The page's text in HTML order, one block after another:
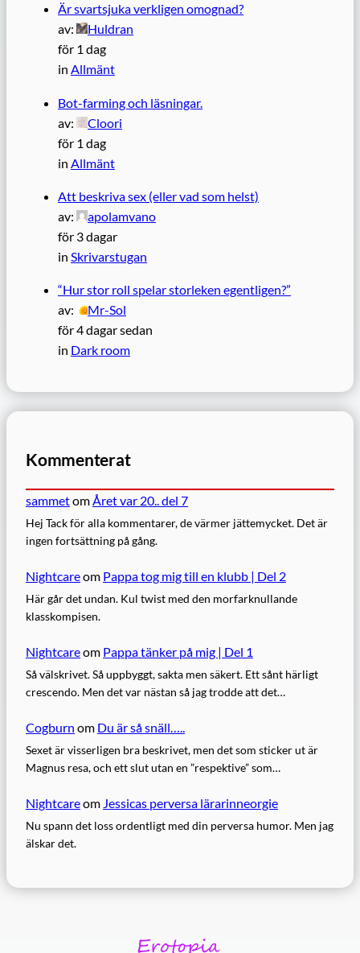
Är svartsjuka verkligen omognad?
av:
Huldran
för 1 dag
in Allmänt
Bot-farming och läsningar.
av:
Cloori
för 1 dag
in Allmänt
Att beskriva sex (eller vad som helst)
av:
apolamvano
för 3 dagar
in Skrivarstugan
“Hur stor roll spelar storleken egentligen?”
av:
Mr-Sol
för 4 dagar sedan
in Dark room
Kommenterat
sammetom Året var 20.. del 7
Hej Tack för alla kommentarer, de värmer jättemycket. Det är
ingen fortsättning på gång.
Nightcareom Pappa tog mig till en klubb | Del 2
Här går det undan. Kul twist med den morfarknullande
klasskompisen.
Nightcareom Pappa tänker på mig | Del 1
Så välskrivet. Så uppbyggt, sakta men säkert. Ett sånt härligt
crescendo. Men det var nästan så jag trodde att det…
Cogburn om Du är så snäll…..
Sexet är visserligen bra beskrivet, men det som sticker ut är
Magnus resa, och ett slut utan en ”respektive” som…
Nightcareom Jessicas perversa lärarinneorgie
Nu spann det loss ordentligt med din perversa humor. Men jag
älskar det.